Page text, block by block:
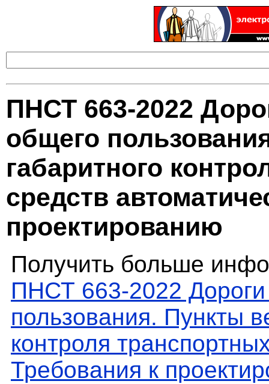
ПНСТ 663-2022
общего
габаритного
средств
проектированию
Получить больше
ПНСТ 663-2022
пользования. Пункты
контроля
Требования к